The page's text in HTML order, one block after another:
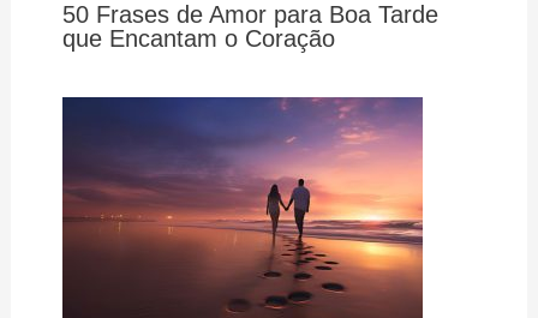
50 Frases de Amor para Boa Tarde
que Encantam o Coração